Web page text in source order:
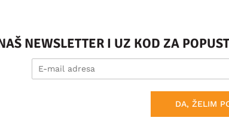
NEWSLETTER I UZ KOD ZA
DA, ŽELIM